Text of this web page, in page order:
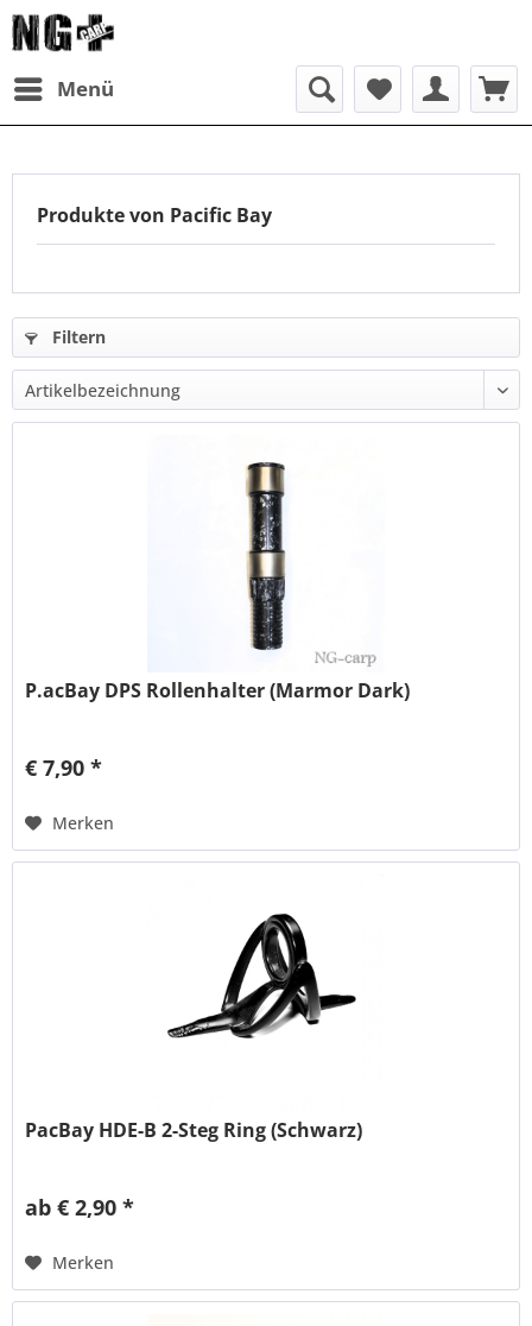
Menü
Produkte von Pacific Bay
Filtern
P.acBay DPS Rollenhalter (Marmor Dark)
€ 7,90 *
Merken
PacBay HDE-B 2-Steg Ring (Schwarz)
ab € 2,90 *
Merken